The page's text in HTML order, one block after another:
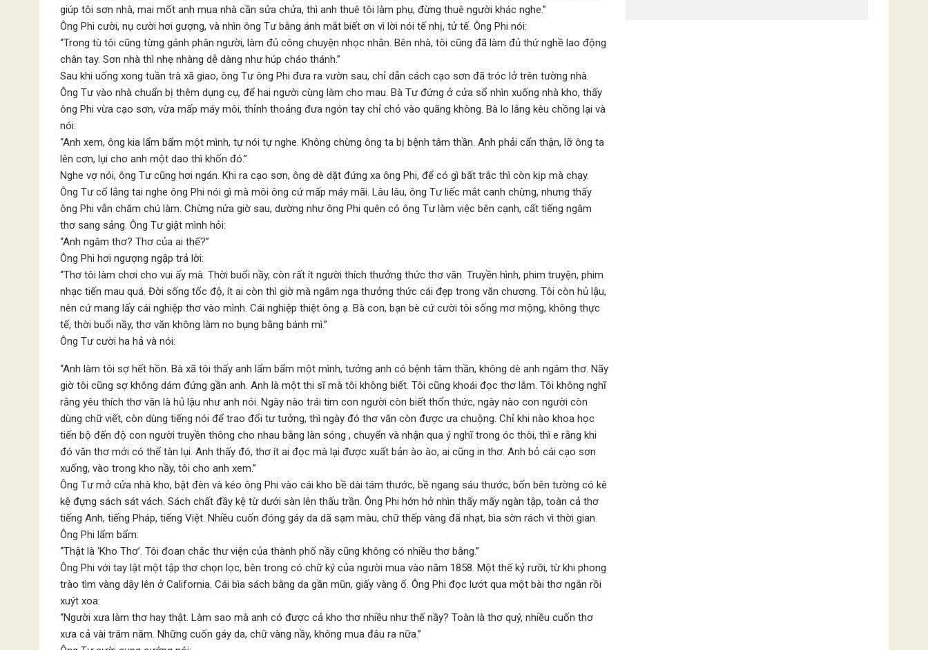
giúp tôi sơn nhà, mai mốt anh mua nhà cần sửa chửa, thì anh thuê tôi làm phụ, đừng thuê người khác nghe.”
Ông Phi cười, nụ cười hơi gượng, và nhìn ông Tư bằng ánh mắt biết ơn vì lời nói tế nhị, tử tế. Ông Phi nói:
“Trong tù tôi cũng từng gánh phân người, làm đủ công chuyện nhọc nhằn. Bên nhà, tôi cũng đã làm đủ thứ nghề lao động
chân tay. Sơn nhà thì nhẹ nhàng dễ dàng như húp cháo thánh.”
Sau khi uống xong tuần trà xã giao, ông Tư ông Phi đưa ra vườn sau, chỉ dẫn cách cạo sơn đã tróc lở trên tường nhà.
Ông Tư vào nhà chuẩn bị thêm dụng cụ, để hai người cùng làm cho mau. Bà Tư đứng ở cửa sổ nhìn xuống nhà kho, thấy
ông Phi vừa cạo sơn, vừa mấp máy môi, thỉnh thoảng đưa ngón tay chỉ chỏ vào quãng không. Bà lo lắng kêu chồng lại và
nói:
“Anh xem, ông kia lẩm bẩm một mình, tự nói tự nghe. Không chừng ông ta bị bệnh tâm thần. Anh phải cẩn thận, lỡ ông ta
lên cơn, lụi cho anh một dao thì khốn đó.”
Nghe vợ nói, ông Tư cũng hơi ngán. Khi ra cạo sơn, ông dè dặt đứng xa ông Phi, để có gì bất trắc thì còn kịp mà chạy.
Ông Tư cố lắng tai nghe ông Phi nói gì mà môi ông cứ mấp máy mãi. Lâu lâu, ông Tư liếc mắt canh chừng, nhưng thấy
ông Phi vẫn chăm chú làm. Chừng nửa giờ sau, dường như ông Phi quên có ông Tư làm việc bên cạnh, cất tiếng ngâm
thơ sang sảng. Ông Tư giật mình hỏi:
“Anh ngâm thơ? Thơ của ai thế?”
Ông Phi hơi ngượng ngập trả lời:
“Thơ tôi làm chơi cho vui ấy mà. Thời buổi nầy, còn rất ít người thích thưởng thức thơ văn. Truyền hình, phim truyện, phim
nhạc tiến mau quá. Đời sống tốc độ, ít ai còn thì giờ mà ngâm nga thưởng thức cái đẹp trong văn chương. Tôi còn hủ lậu,
nên cứ mang lấy cái nghiệp thơ vào mình. Cái nghiệp thiệt ông ạ. Bà con, bạn bè cứ cười tôi sống mơ mộng, không thực
tế, thời buổi nầy, thơ văn không làm no bụng bằng bánh mì.”
Ông Tư cười ha hả và nói:
“Anh làm tôi sợ hết hồn. Bà xã tôi thấy anh lẩm bẩm một mình, tưởng anh có bệnh tâm thần, không dè anh ngâm thơ. Nãy
giờ tôi cũng sợ không dám đứng gần anh. Anh là một thi sĩ mà tôi không biết. Tôi cũng khoái đọc thơ lắm. Tôi không nghĩ
rằng yêu thích thơ văn là hủ lậu như anh nói. Ngày nào trái tim con người còn biết thổn thức, ngày nào con người còn
dùng chữ viết, còn dùng tiếng nói để trao đổi tư tưởng, thì ngày đó thơ văn còn được ưa chuộng. Chỉ khi nào khoa học
tiến bộ đến độ con người truyền thông cho nhau bằng làn sóng , chuyển và nhận qua ý nghĩ trong óc thôi, thì e rằng khi
đó văn thơ mới có thể tàn lụi. Anh thấy đó, thơ ít ai đọc mà lại được xuất bản ào ào, ai cũng in thơ. Anh bỏ cái cạo sơn
xuống, vào trong kho nầy, tôi cho anh xem.”
Ông Tư mở cửa nhà kho, bật đèn và kéo ông Phi vào cái kho bề dài tám thước, bề ngang sáu thước, bốn bên tường có kê
kệ đựng sách sát vách. Sách chất đầy kệ từ dưới sàn lên thấu trần. Ông Phi hớn hở nhìn thấy mấy ngàn tập, toàn cả thơ
tiếng Anh, tiếng Pháp, tiếng Việt. Nhiều cuốn đóng gáy da dã sạm màu, chữ thếp vàng đã nhạt, bìa sờn rách vì thời gian.
Ông Phi lẩm bẩm:
“Thật là ‘Kho Thơ’. Tôi đoan chắc thư viện của thành phố nầy cũng không có nhiều thơ bằng.”
Ông Phi với tay lật một tập thơ chọn lọc, bên trong có chữ ký của người mua vào năm 1858. Một thế kỷ rưỡi, từ khi phong
trào tìm vàng dậy lên ở California. Cái bìa sách bằng da gần mũn, giấy vàng ố. Ông Phi đọc lướt qua một bài thơ ngắn rồi
xuýt xoa:
“Người xưa làm thơ hay thật. Làm sao mà anh có được cả kho thơ nhiều như thế nầy? Toàn là thơ quý, nhiều cuốn thơ
xưa cả vài trăm năm. Những cuốn gáy da, chữ vàng nầy, không mua đâu ra nữa.”